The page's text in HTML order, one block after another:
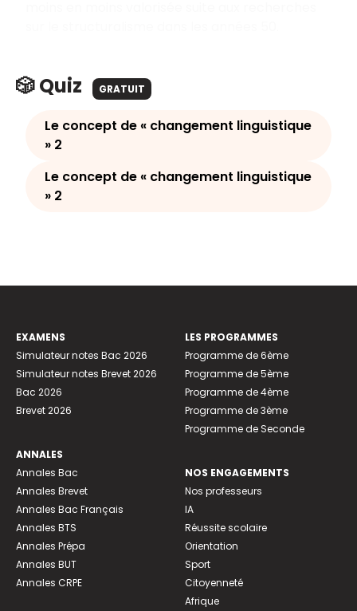
🎲 Quiz GRATUIT
Le concept de « changement linguistique
» 2
Le concept de « changement linguistique
» 2
EXAMENS
Simulateur notes Bac 2026
Simulateur notes Brevet 2026
Bac 2026
Brevet 2026
ANNALES
Annales Bac
Annales Brevet
Annales Bac Français
Annales BTS
Annales Prépa
Annales BUT
Annales CRPE
LES PROGRAMMES
Programme de 6ème
Programme de 5ème
Programme de 4ème
Programme de 3ème
Programme de Seconde
NOS ENGAGEMENTS
Nos professeurs
IA
Réussite scolaire
Orientation
Sport
Citoyenneté
Afrique